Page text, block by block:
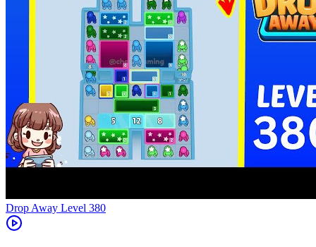
Level 380